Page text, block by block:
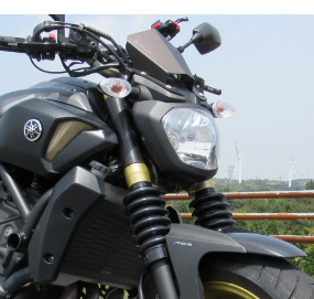
ハンドルカバー
ビーンブーツ
リアキャリア
商品レビュー
高速道路